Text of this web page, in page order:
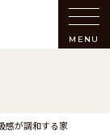
MENU
感が調和する家